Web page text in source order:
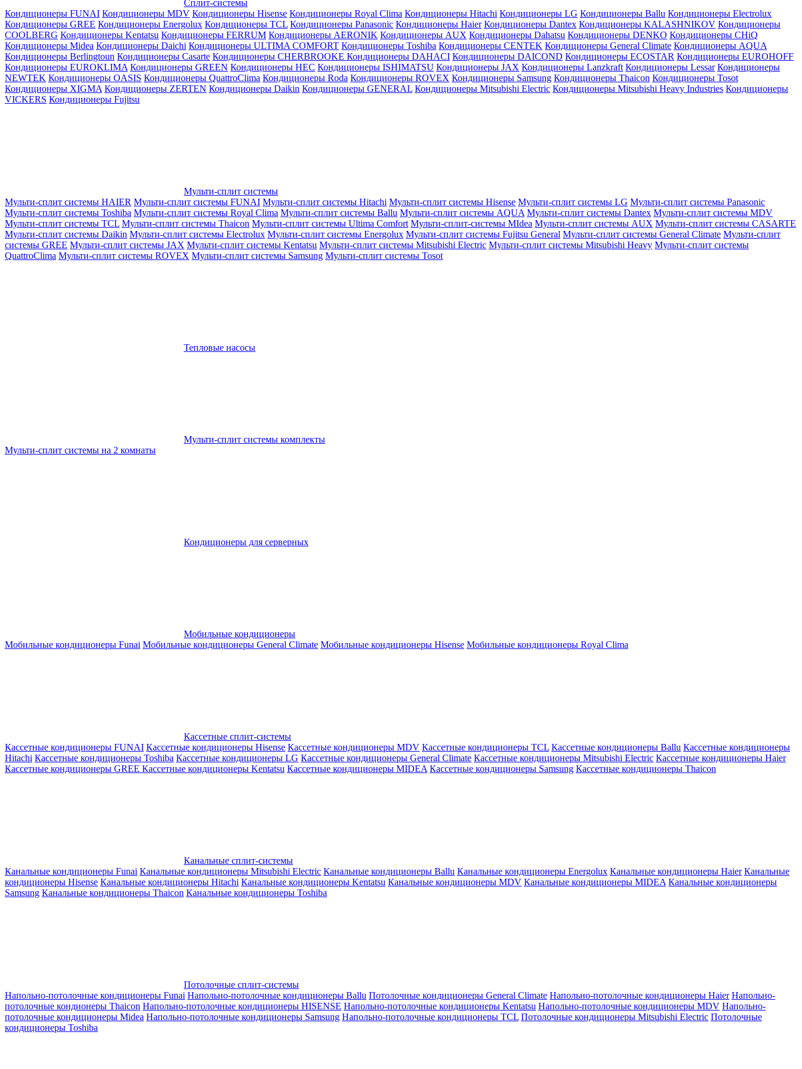
Сплит-системы
Кондиционеры FUNAI Кондиционеры MDV Кондиционеры Hisense Кондиционеры Royal Clima Кондиционеры Hitachi Кондиционеры LG Кондиционеры Ballu Кондиционеры Electrolux
Кондиционеры GREE Кондиционеры Energolux Кондиционеры TCL Кондиционеры Panasonic Кондиционеры Haier Кондиционеры Dantex Кондиционеры KALASHNIKOV Кондиционеры
СOOLBERG Кондиционеры Kentatsu Кондиционеры FERRUM Кондиционеры AERONIK Кондиционеры AUX Кондиционеры Dahatsu Кондиционеры DENKO Кондиционеры CHiQ
Кондиционеры Midea Кондиционеры Daichi Кондиционеры ULTIMA COMFORT Кондиционеры Toshiba Кондиционеры CENTEK Кондиционеры General Climate Кондиционеры AQUA
Кондиционеры Berlingtoun Кондиционеры Casarte Кондиционеры CHERBROOKE Кондиционеры DAHACI Кондиционеры DAICOND Кондиционеры ECOSTAR Кондиционеры EUROHOFF
Кондиционеры EUROKLIMA Кондиционеры GREEN Кондиционеры HEC Кондиционеры ISHIMATSU Кондиционеры JAX Кондиционеры Lanzkraft Кондиционеры Lessar Кондиционеры
NEWTEK Кондиционеры OASIS Кондиционеры QuattroClima Кондиционеры Roda Кондиционеры ROVEX Кондиционеры Samsung Кондиционеры Thaicon Кондиционеры Tosot
Кондиционеры XIGMA Кондиционеры ZERTEN Кондиционеры Daikin Кондиционеры GENERAL Кондиционеры Mitsubishi Electric Кондиционеры Mitsubishi Heavy Industries Кондиционеры
VICKERS Кондиционеры Fujitsu
Мульти-сплит системы
Мульти-сплит системы HAIER Мульти-сплит системы FUNAI Мульти-сплит системы Hitachi Мульти-сплит системы Hisense Мульти-сплит системы LG Мульти-сплит системы Panasonic
Мульти-сплит системы Toshiba Мульти-сплит системы Royal Clima Мульти-сплит системы Ballu Мульти-сплит системы AQUA Мульти-сплит системы Dantex Мульти-сплит системы MDV
Мульти-сплит системы TCL Мульти-сплит системы Thaicon Мульти-сплит системы Ultima Comfort Мульти-сплит-системы MIdea Мульти-сплит системы AUX Мульти-сплит системы CASARTE
Мульти-сплит системы Daikin Мульти-сплит системы Electrolux Мульти-сплит системы Energolux Мульти-сплит системы Fujitsu General Мульти-сплит системы General Climate Мульти-сплит
системы GREE Мульти-сплит системы JAX Мульти-сплит системы Kentatsu Мульти-сплит системы Mitsubishi Electric Мульти-сплит системы Mitsubishi Heavy Мульти-сплит системы
QuattroClima Мульти-сплит системы ROVEX Мульти-сплит системы Samsung Мульти-сплит системы Tosot
Тепловые насосы
Мульти-сплит системы комплекты
Мульти-сплит системы на 2 комнаты
Кондиционеры для серверных
Мобильные кондиционеры
Мобильные кондиционеры Funai Мобильные кондиционеры General Climate Мобильные кондиционеры Hisense Мобильные кондиционеры Royal Clima
Кассетные сплит-системы
Кассетные кондиционеры FUNAI Кассетные кондиционеры Hisense Кассетные кондиционеры MDV Кассетные кондиционеры TCL Кассетные кондиционеры Ballu Кассетные кондиционеры
Hitachi Кассетные кондиционеры Toshiba Кассетные кондиционеры LG Кассетные кондиционеры General Climate Кассетные кондиционеры Mitsubishi Electric Кассетные кондиционеры Haier
Кассетные кондиционеры GREE Кассетные кондиционеры Kentatsu Кассетные кондиционеры MIDEA Кассетные кондиционеры Samsung Кассетные кондиционеры Thaicon
Канальные сплит-системы
Канальные кондиционеры Funai Канальные кондиционеры Mitsubishi Electric Канальные кондиционеры Ballu Канальные кондиционеры Energolux Канальные кондиционеры Haier Канальные
кондиционеры Hisense Канальные кондиционеры Hitachi Канальные кондиционеры Kentatsu Канальные кондиционеры MDV Канальные кондиционеры MIDEA Канальные кондиционеры
Samsung Канальные кондиционеры Thaicon Канальные кондиционеры Toshiba
Потолочные сплит-системы
Напольно-потолочные кондиционеры Funai Напольно-потолочные кондиционеры Ballu Потолочные кондиционеры General Climate Напольно-потолочные кондиционеры Haier Напольно-
потолочные кондионеры Thaicon Напольно-потолочные кондиционеры HISENSE Напольно-потолочные кондиционеры Kentatsu Напольно-потолочные кондиционеры MDV Напольно-
потолочные кондиционеры Midea Напольно-потолочные кондиционеры Samsung Напольно-потолочные кондиционеры TCL Потолочные кондиционеры Mitsubishi Electric Потолочные
кондиционеры Toshiba